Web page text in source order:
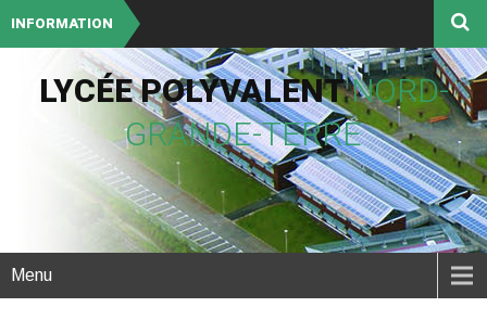
INFORMATION
LYCÉE POLYVALENTNORD-
GRANDE-TERRE
Menu